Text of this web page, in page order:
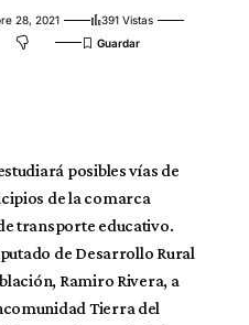
28, 2021
391 Vistas
posibles vías de
de la comarca
transporte educativo.
de Desarrollo Rural
Ramiro Rivera, a
Tierra del